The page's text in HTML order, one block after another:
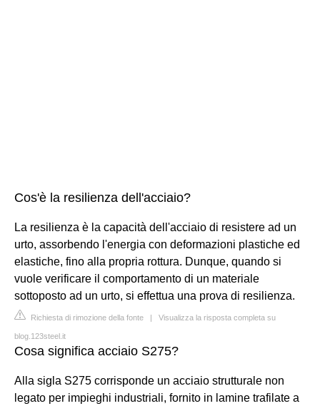
Cos'è la resilienza dell'acciaio?
La resilienza è la capacità dell'acciaio di resistere ad un
urto, assorbendo l'energia con deformazioni plastiche ed
elastiche, fino alla propria rottura. Dunque, quando si
vuole verificare il comportamento di un materiale
sottoposto ad un urto, si effettua una prova di resilienza.
Richiesta di rimozione della fonte | Visualizza la risposta completa su
blog.123steel.it
Cosa significa acciaio S275?
Alla sigla S275 corrisponde un acciaio strutturale non
legato per impieghi industriali, fornito in lamine trafilate a